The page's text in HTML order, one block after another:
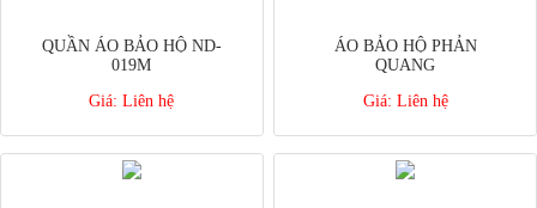
QUẦN ÁO BẢO HỘ ND-
019M
Giá: Liên hệ
ÁO BẢO HỘ PHẢN
QUANG
Giá: Liên hệ